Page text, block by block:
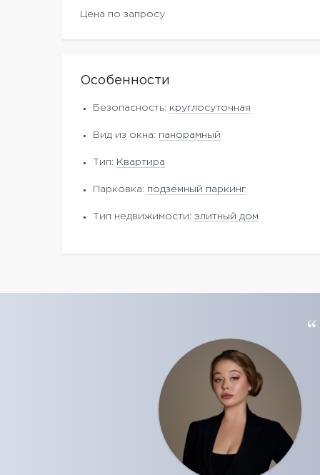
Цена по запросу
Особенности
Безопасность: круглосуточная
Вид из окна: панорамный
Тип: Квартира
Парковка: подземный паркинг
Тип недвижимости: элитный дом